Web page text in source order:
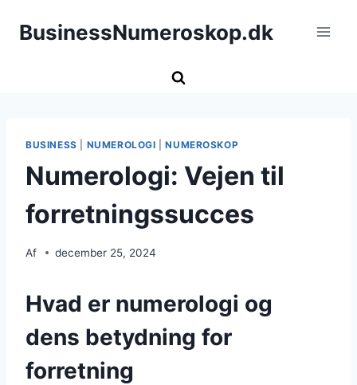
BusinessNumeroskop.dk
BUSINESS NUMEROLOGI |NUMEROSKOP
Numerologi: Vejen til
forretningssucces
Af december 25, 2024
Hvad er numerologi og
dens betydning for
forretning